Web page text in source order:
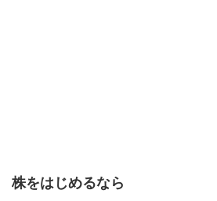
株をはじめるなら